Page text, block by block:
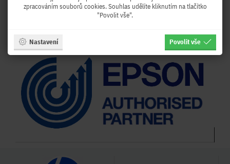
Již řadu let patříme mezi AUTORIZOVANÉ PARTNERY EPSON
zpracováním souborů cookies. Souhlas udělíte kliknutím na tlačítko
"Povolit vše".
Nastavení Povolit vše